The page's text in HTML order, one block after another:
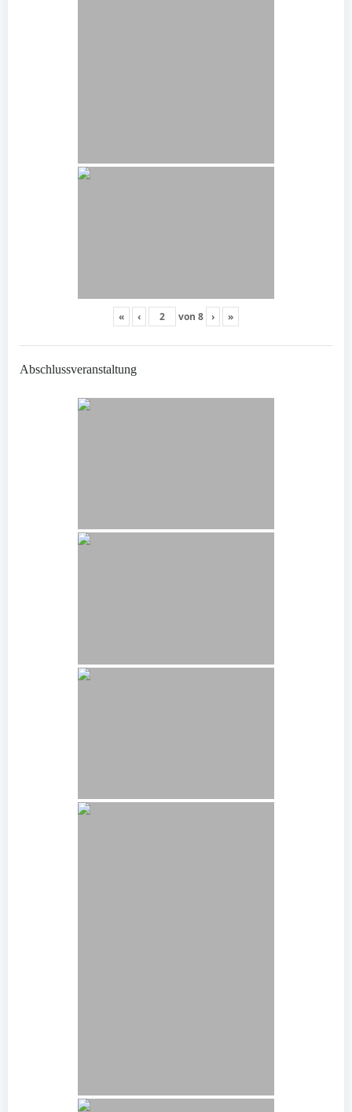
« ‹ von 8 › »
Abschlussveranstaltung